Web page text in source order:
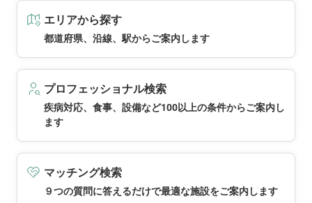
エリアから探す
都道府県、沿線、駅からご案内します
プロフェッショナル検索
疾病対応、食事、設備など100以上の条件からご案内し
ます
マッチング検索
９つの質問に答えるだけで最適な施設をご案内します